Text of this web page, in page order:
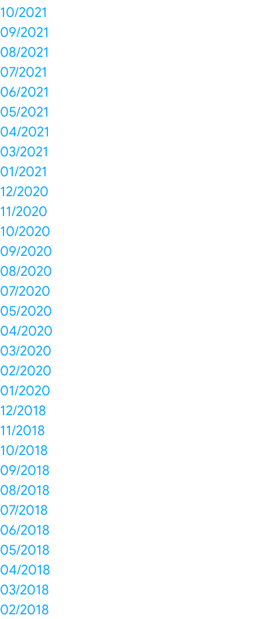
10/2021
09/2021
08/2021
07/2021
06/2021
05/2021
04/2021
03/2021
01/2021
12/2020
11/2020
10/2020
09/2020
08/2020
07/2020
05/2020
04/2020
03/2020
02/2020
01/2020
12/2018
11/2018
10/2018
09/2018
08/2018
07/2018
06/2018
05/2018
04/2018
03/2018
02/2018